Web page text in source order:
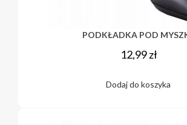
PODKŁADKA POD
12,99zł
Dodaj do koszyka